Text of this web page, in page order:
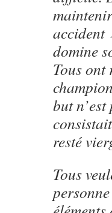
accident
domine
Tous
but
resté
Tous